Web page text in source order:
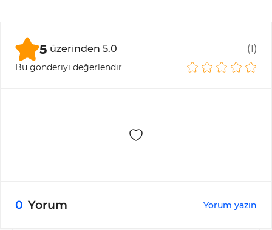
gibi anahtar seviyeler kullanılır.
5 üzerinden 5.0 (1)
Bu gönderiyi değerlendir
0 Yorum Yorum yazın